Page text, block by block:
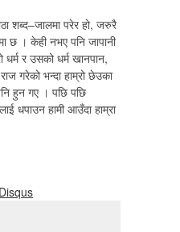
शब्द–जालमा परेर हो, जरुरै
छ । केही नभए पनि जापानी
धर्म र उसको धर्म खानपान,
गरेको भन्दा हाम्रो छेउका
हुन गए । पछि पछि
धपाउन हामी आउँदा हाम्रा
Disqus